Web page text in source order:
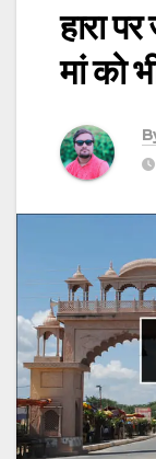
हारा
मां को